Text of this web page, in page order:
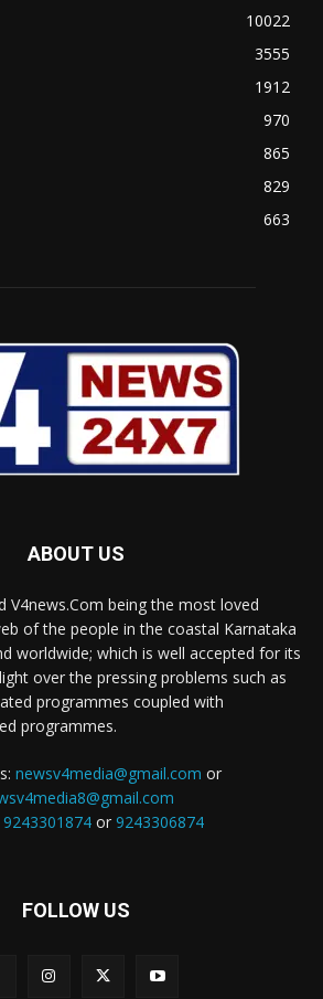
10022
3555
1912
970
865
829
663
ABOUT US
V4news.Com being the most loved
of the people in the coastal Karnataka
worldwide; which is well accepted for its
over the pressing problems such as
programmes coupled with
programmes.
newsv4media@gmail.com or
9243301874or 9243306874
FOLLOW US